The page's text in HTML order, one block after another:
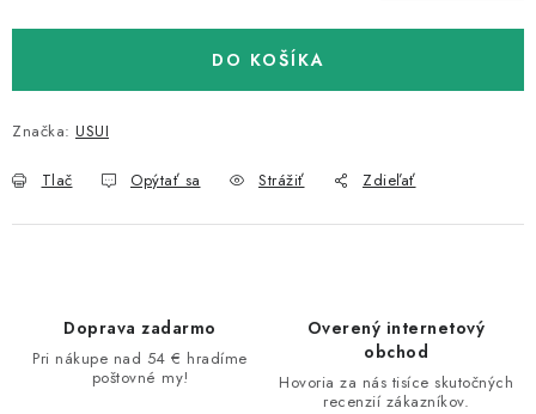
DO KOŠÍKA
Značka: USUI
Tlač Opýtať sa Strážiť Zdieľať
Doprava zadarmo
Pri nákupe nad 54 € hradíme
poštovné my!
Overený internetový
obchod
Hovoria za nás tisíce skutočných
recenzií zákazníkov.